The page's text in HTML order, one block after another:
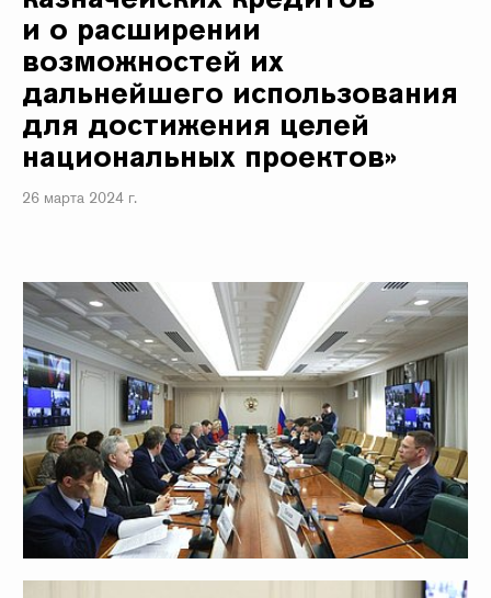
и о расширении
возможностей их
дальнейшего использования
для достижения целей
национальных проектов»
26 марта 2024 г.